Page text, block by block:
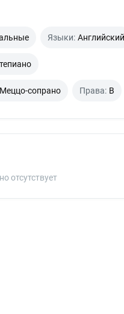
Языки: Английский
сопрано Права: B
отсутствует